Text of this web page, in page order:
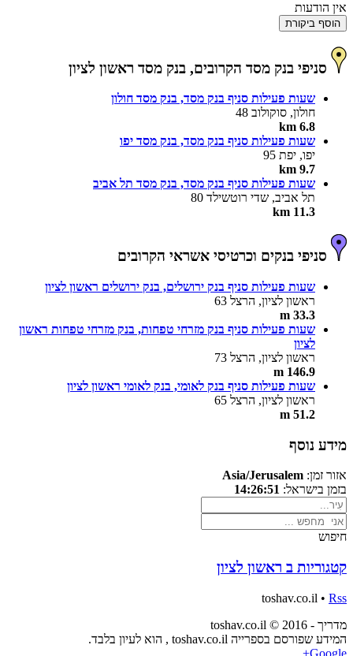
אין הודעות
הוסף ביקורת
סניפי בנק מסד הקרובים, בנק מסד ראשון לציון
שעות פעילות סניף בנק מסד, בנק מסד חולון
חולון, סוקולוב 48
6.8 km
שעות פעילות סניף בנק מסד, בנק מסד יפו
יפו, יפת 95
9.7 km
שעות פעילות סניף בנק מסד, בנק מסד תל אביב
תל אביב, שדי רוטשילד 80
11.3 km
סניפי בנקים וכרטיסי אשראי הקרובים
שעות פעילות סניף בנק ירושלים, בנק ירושלים ראשון לציון
ראשון לציון, הרצל 63
33.3 m
שעות פעילות סניף בנק מזרחי טפחות, בנק מזרחי טפחות ראשון
לציון
ראשון לציון, הרצל 73
146.9 m
שעות פעילות סניף בנק לאומי, בנק לאומי ראשון לציון
ראשון לציון, הרצל 65
51.2 m
מידע נוסף
אזור זמן: Asia/Jerusalem
בזמן בישראל: 14:26:51
חיפוש
קטגוריות ב ראשון לציון
toshav.co.il • Rss
מדריך - toshav.co.il © 2016
המידע שפורסם בספרייה toshav.co.il , הוא לעיון בלבד.
Google+